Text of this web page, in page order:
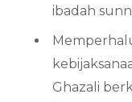
ibadah
Ghazali